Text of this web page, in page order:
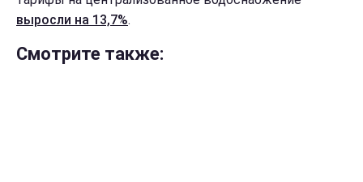
выросли на 13,7%.
Смотрите также: